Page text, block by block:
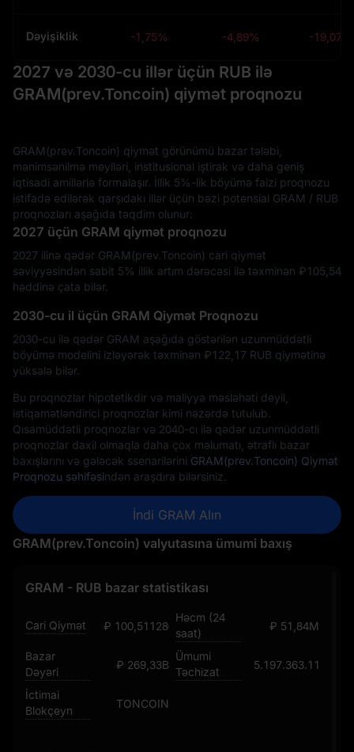
Dəyişiklik -1,75% -4,89% -19,07%
2027 və 2030-cu illər üçün RUB ilə
GRAM(prev.Toncoin) qiymət proqnozu
GRAM(prev.Toncoin) qiymət görünümü bazar tələbi,
mənimsənilmə meylləri, institusional iştirak və daha geniş
iqtisadi amillərlə formalaşır. İllik 5%-lik böyümə faizi proqnozu
istifadə edilərək qarşıdakı illər üçün bəzi potensial GRAM / RUB
proqnozları aşağıda təqdim olunur:
2027 üçün GRAM qiymət proqnozu
2027 ilinə qədər GRAM(prev.Toncoin) cari qiymət
səviyyəsindən sabit 5% illik artım dərəcəsi ilə təxminən ₽‎105,54
həddinə çata bilər.
2030-cu il üçün GRAM Qiymət Proqnozu
2030-cu ilə qədər GRAM aşağıda göstərilən uzunmüddətli
böyümə modelini izləyərək təxminən ₽‎122,17 RUB qiymətinə
yüksələ bilər.
Bu proqnozlar hipotetikdir və maliyyə məsləhəti deyil,
istiqamətləndirici proqnozlar kimi nəzərdə tutulub.
Qısamüddətli proqnozlar və 2040-cı ilə qədər uzunmüddətli
proqnozlar daxil olmaqla daha çox məlumatı, ətraflı bazar
baxışlarını və gələcək ssenarilərini GRAM(prev.Toncoin) Qiymət
Proqnozu səhifəsindən araşdıra bilərsiniz.
İndi GRAM Alın
GRAM(prev.Toncoin) valyutasına ümumi baxış
GRAM - RUB bazar statistikası
Cari Qiymət ₽ 100,5112808934790527
Həcm (24
saat)
₽ 51,84M
Bazar
Dəyəri
₽ 269,33B
Ümumi
Təchizat
İctimai
Blokçeyn
TONCOIN